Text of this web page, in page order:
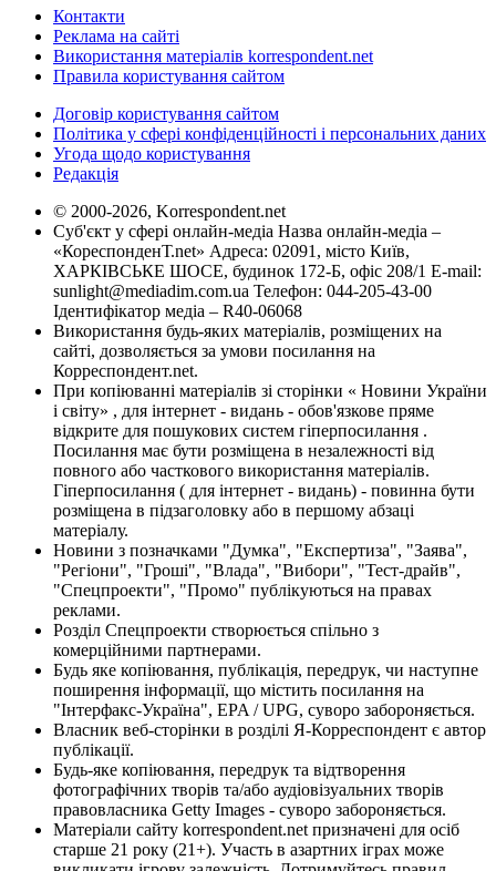
Контакти
Реклама на сайті
Використання матеріалів korrespondent.net
Правила користування сайтом
Договір користування сайтом
Політика у сфері конфіденційності і персональних даних
Угода щодо користування
Редакція
© 2000-2026, Korrespondent.net
Суб'єкт у сфері онлайн-медіа Назва онлайн-медіа –
«КореспонденТ.net» Адреса: 02091, місто Київ,
ХАРКІВСЬКЕ ШОСЕ, будинок 172-Б, офіс 208/1 E-mail:
sunlight@mediadim.com.ua Телефон: 044-205-43-00
Ідентифікатор медіа – R40-06068
Використання будь-яких матеріалів, розміщених на
сайті, дозволяється за умови посилання на
Корреспондент.net.
При копіюванні матеріалів зі сторінки « Новини України
і світу» , для інтернет - видань - обов'язкове пряме
відкрите для пошукових систем гіперпосилання .
Посилання має бути розміщена в незалежності від
повного або часткового використання матеріалів.
Гіперпосилання ( для інтернет - видань) - повинна бути
розміщена в підзаголовку або в першому абзаці
матеріалу.
Новини з позначками "Думка", "Експертиза", "Заява",
"Регіони", "Гроші", "Влада", "Вибори", "Тест-драйв",
"Спецпроекти", "Промо" публікуються на правах
реклами.
Розділ Спецпроекти створюється спільно з
комерційними партнерами.
Будь яке копіювання, публікація, передрук, чи наступне
поширення інформації, що містить посилання на
"Інтерфакс-Україна", EPA / UPG, суворо забороняється.
Власник веб-сторінки в розділі Я-Корреспондент є автор
публікації.
Будь-яке копіювання, передрук та відтворення
фотографічних творів та/або аудіовізуальних творів
правовласника Getty Images - суворо забороняється.
Матеріали сайту korrespondent.net призначені для осіб
старше 21 року (21+). Участь в азартних іграх може